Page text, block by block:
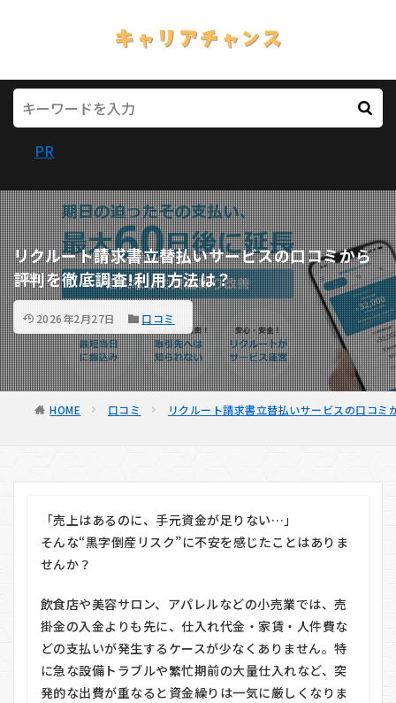
PR
リクルート請求書立替払いサービスの口コミから
評判を徹底調査!利用方法は？
2026年2月27日 口コミ
HOME 口コミ リクルート請求書立替払いサービスの口コミ
「売上はあるのに、手元資金が足りない…」
そんな“黒字倒産リスク”に不安を感じたことはありま
せんか？
飲食店や美容サロン、アパレルなどの小売業では、売
掛金の入金よりも先に、仕入れ代金・家賃・人件費な
どの支払いが発生するケースが少なくありません。特
に急な設備トラブルや繁忙期前の大量仕入れなど、突
発的な出費が重なると資金繰りは一気に厳しくなりま